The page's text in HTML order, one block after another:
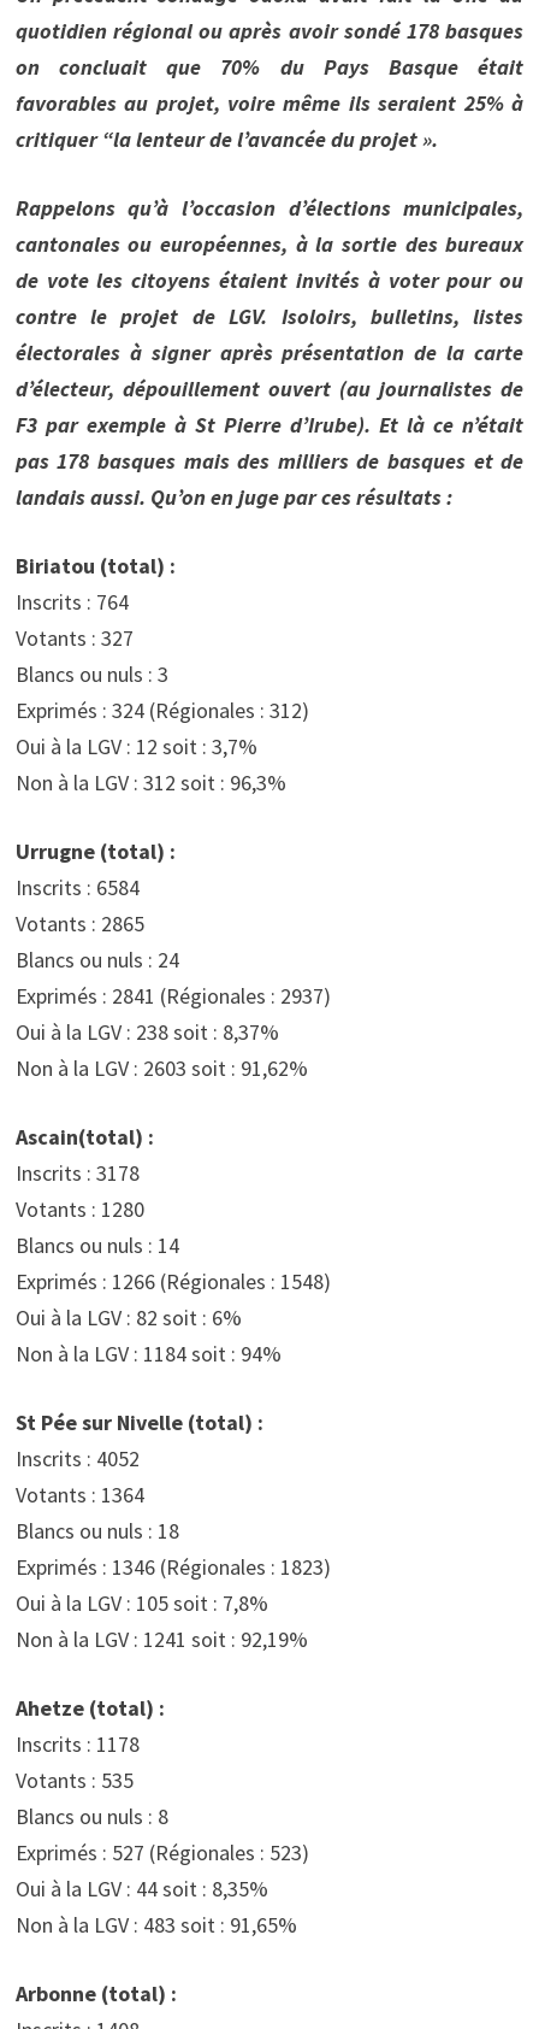
quotidien régional ou après avoir sondé 178 basques
on concluait que 70% du Pays Basque était
favorables au projet, voire même ils seraient 25% à
critiquer “la lenteur de l’avancée du projet ».
Rappelons qu’à l’occasion d’élections municipales,
cantonales ou européennes, à la sortie des bureaux
de vote les citoyens étaient invités à voter pour ou
contre le projet de LGV. Isoloirs, bulletins, listes
électorales à signer après présentation de la carte
d’électeur, dépouillement ouvert (au journalistes de
F3 par exemple à St Pierre d’Irube). Et là ce n’était
pas 178 basques mais des milliers de basques et de
landais aussi. Qu’on en juge par ces résultats :
Biriatou (total) :
Inscrits : 764
Votants : 327
Blancs ou nuls : 3
Exprimés : 324 (Régionales : 312)
Oui à la LGV : 12 soit : 3,7%
Non à la LGV : 312 soit : 96,3%
Urrugne (total) :
Inscrits : 6584
Votants : 2865
Blancs ou nuls : 24
Exprimés : 2841 (Régionales : 2937)
Oui à la LGV : 238 soit : 8,37%
Non à la LGV : 2603 soit : 91,62%
Ascain(total) :
Inscrits : 3178
Votants : 1280
Blancs ou nuls : 14
Exprimés : 1266 (Régionales : 1548)
Oui à la LGV : 82 soit : 6%
Non à la LGV : 1184 soit : 94%
St Pée sur Nivelle (total) :
Inscrits : 4052
Votants : 1364
Blancs ou nuls : 18
Exprimés : 1346 (Régionales : 1823)
Oui à la LGV : 105 soit : 7,8%
Non à la LGV : 1241 soit : 92,19%
Ahetze (total) :
Inscrits : 1178
Votants : 535
Blancs ou nuls : 8
Exprimés : 527 (Régionales : 523)
Oui à la LGV : 44 soit : 8,35%
Non à la LGV : 483 soit : 91,65%
Arbonne (total) :